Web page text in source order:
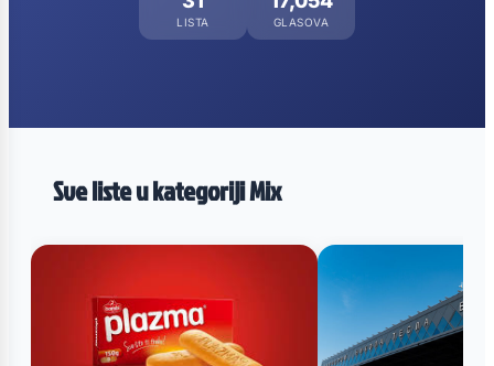
LISTA GLASOVA
Sve liste u kategoriji Mix